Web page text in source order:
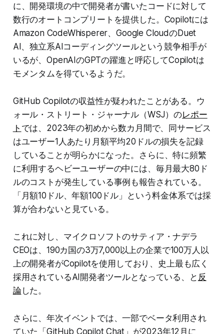
に、開発環境の中で開発者が書いたコードに対して
数行のオートコンプリートを提供した。Copilotには
Amazon CodeWhisperer、Google CloudのDuet
AI、独立系AIコーディングツールという競争相手が
いるが、OpenAIのGPTの躍進と呼応してCopilotは
モメンタムを得ているようだ。
GitHub Copilotの収益性が疑われたことがある。ウ
ォール・ストリート・ジャーナル（WSJ）のレポー
ト では、2023年の初めから数カ月間で、同サービス
はユーザー1人あたり月額平均20ドルの損失を記録
していることが明らかになった。さらに、特に頻繁
に利用するヘビーユーザーの中には、毎月最大80ド
ルのコストが発生している事例も報告されている。
「月額10ドル、年額100ドル」という料金体系では採
算が合わないと見ている。
これに対し、マイクロソフトのサティア・ナデラ
CEOは、190カ国の3万7,000以上の企業で100万人以
上の開発者がCopilotを使用しており、史上最も広く
採用されているAI開発者ツールとなっている、と 反
論 した。
さらに、年次イベントでは、一部でベータ利用され
ていた「GitHub Copilot Chat」が2023年12月に